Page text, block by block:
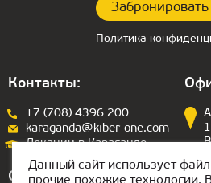
Политика
Контакты:
+7 (708) 4396 200
karaganda@kiber-one.com
Локации в Караганде
Офис в ОАЭ:
Данный сайт использует